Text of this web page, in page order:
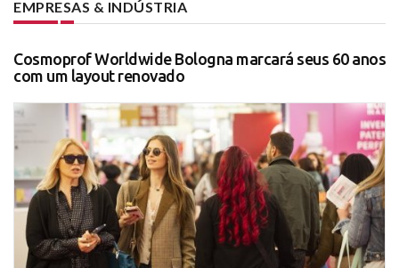
EMPRESAS & INDÚSTRIA
Cosmoprof Worldwide Bologna marcará seus 60 anos
com um layout renovado